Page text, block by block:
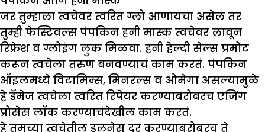
जर तुम्हाला त्वचेवर त्वरित ग्लो आणायचा असेल तर
तुम्ही फेस्टिवल्स पंपकिन हनी मास्क त्वचेवर लावून
रिफ्रेश व ग्लोइंग लुक मिळवा. हनी हेल्दी सेल्स प्रमोट
करून त्वचेला तरुण बनवण्याचं काम करतं. पंपकिन
ऑइलमध्ये विटामिन्स, मिनरल्स व ओमेगा असल्यामुळे
हे डॅमेज त्वचेला त्वरित रिपेयर करण्याबरोबरच एजिंग
प्रोसेस लॉक करण्याचंदेखील काम करतं.
हे तुमच्या त्वचेतील डलनेस दूर करण्याबरोबरच ते